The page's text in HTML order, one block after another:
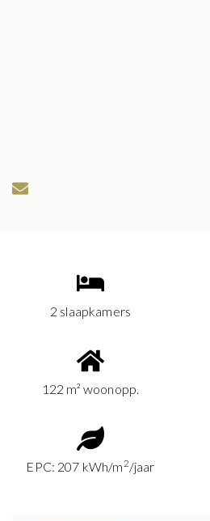
2 slaapkamers
122 m² woonopp.
EPC: 207 kWh/m 2/jaar